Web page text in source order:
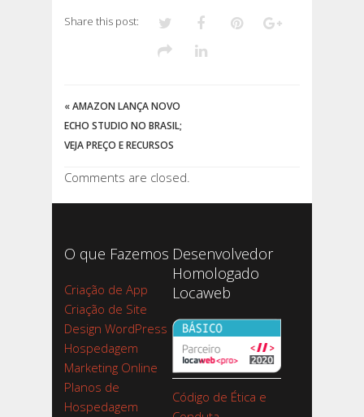
Share this post:
«AMAZON LANÇA NOVO
ECHO STUDIO NO BRASIL;
VEJA PREÇO E RECURSOS
Comments are closed.
O que Fazemos
Criação de App
Criação de Site
Design WordPress
Hospedagem
Marketing Online
Planos de
Hospedagem
Desenvolvedor
Homologado
Locaweb
Código de Ética e